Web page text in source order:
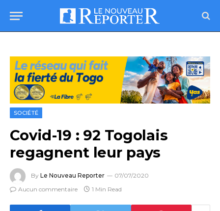
SOCIÉTÉ
Covid-19 : 92 Togolais
regagnent leur pays
By Le Nouveau Reporter
07/07/2020
Aucun commentaire
1 Min Read